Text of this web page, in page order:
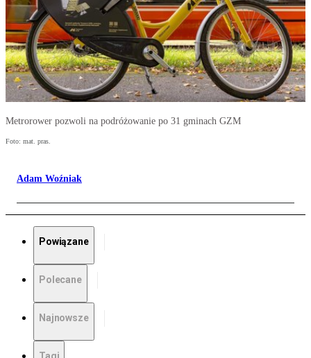
Metrorower pozwoli na podróżowanie po 31 gminach GZM
Foto: mat. pras.
Adam Woźniak
Powiązane
Polecane
Najnowsze